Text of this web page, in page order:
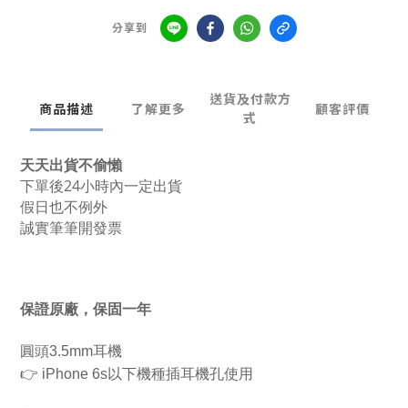
分享到
商品描述 了解更多
送貨及付款方
式
顧客評價
天天出貨不偷懶
下單後24小時內一定出貨
假日也不例外
誠實筆筆開發票
保證原廠，保固一年
圓頭3.5mm耳機
👉 iPhone 6s以下機種插耳機孔使用